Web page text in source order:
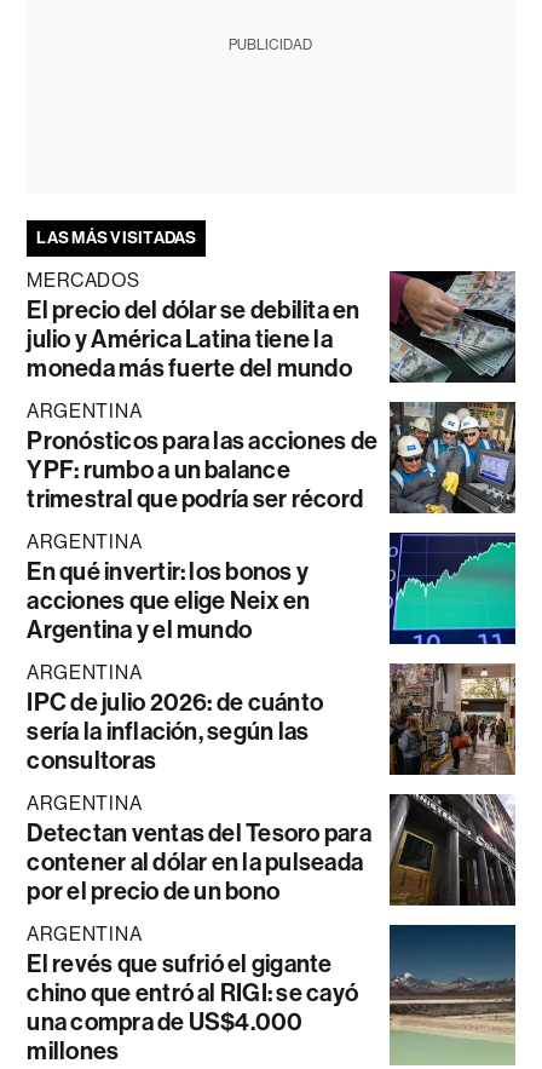
PUBLICIDAD
LAS MÁS VISITADAS
MERCADOS
El precio del dólar se debilita en
julio y América Latina tiene la
moneda más fuerte del mundo
ARGENTINA
Pronósticos para las acciones de
YPF: rumbo a un balance
trimestral que podría ser récord
ARGENTINA
En qué invertir: los bonos y
acciones que elige Neix en
Argentina y el mundo
ARGENTINA
IPC de julio 2026: de cuánto
sería la inflación, según las
consultoras
ARGENTINA
Detectan ventas del Tesoro para
contener al dólar en la pulseada
por el precio de un bono
ARGENTINA
El revés que sufrió el gigante
chino que entró al RIGI: se cayó
una compra de US$4.000
millones